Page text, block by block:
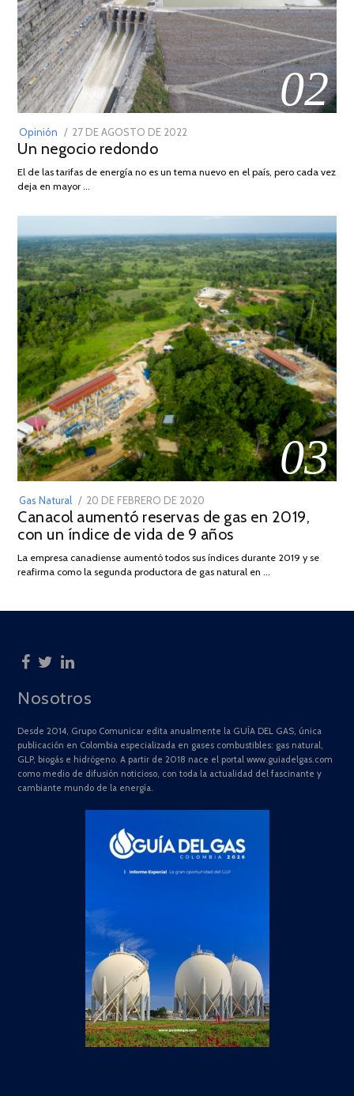
02
Opinión
POSTED
ON
27 DE AGOSTO DE 2022
DE
Un negocio redondo
El de las tarifas de energía no es un tema nuevo en el país, pero cada vez
deja en mayor …
03
Gas Natural
POSTED
ON
20 DE FEBRERO DE 2020
DE
JULIO
2025
Canacol aumentó reservas de gas en 2019,
con un índice de vida de 9 años
La empresa canadiense aumentó todos sus índices durante 2019 y se
reafirma como la segunda productora de gas natural en …
Nosotros
Desde 2014, Grupo Comunicar edita anualmente la GUÍA DEL GAS, única
publicación en Colombia especializada en gases combustibles: gas natural,
GLP, biogás e hidrógeno. A partir de 2018 nace el portal www.guiadelgas.com
como medio de difusión noticioso, con toda la actualidad del fascinante y
cambiante mundo de la energía.